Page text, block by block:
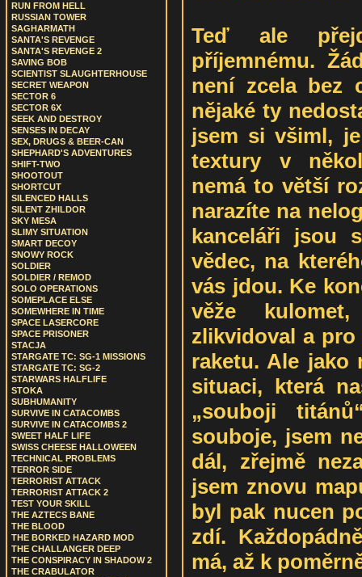
RUN FROM HELL
RUSSIAN TOWER
SAGHARMATH
SANTA'S REVENGE
SANTA'S REVENGE 2
SAVING BOB
SCIENTIST SLAUGHTERHOUSE
SECRET WEAPON
SECTOR 6
SECTOR 6X
SEEK AND DESTROY
SENSES IN DECAY
SEX, DRUGS & BEER-CAN
SHEPHARD'S ADVENTURES
SHIFT-TWO
SHOOTOUT
SHORTCUT
SILENCED HALLS
SILENT ZHILDOR
SKY MESA
SLIMY SITUATION
SMART DECOY
SNOWY ROCK
SOLDIER
SOLDIER / REMOD
SOLO OPERATIONS
SOMEPLACE ELSE
SOMEWHERE IN TIME
SPACE LASERCORE
SPACE PRISONER
STACJA
STARGATE TC: SG-1 MISSIONS
STARGATE TC: SG-2
STARWARS HALFLIFE
STOKA
SUBHUMANITY
SURVIVE IN CATACOMBS
SURVIVE IN CATACOMBS 2
SWEET HALF LIFE
SWISS CHEESE HALLOWEEN
TECHNICAL PROBLEMS
TERROR SIDE
TERRORIST ATTACK
TERRORIST ATTACK 2
TEST YOUR SKILL
THE AZTECS BANE
THE BLOOD
THE BORKED HAZARD MOD
THE CHALLANGER DEEP
THE CONSPIRACY IN SHADOW 2
THE CRABULATOR
Teď ale
příjemnému.
není zcela bez
nějaké ty
jsem si všiml,
textury v
nemá to větší
narazíte na
kanceláři jsou
vědec, na
vás jdou. Ke
věže
zlikvidoval a
raketu. Ale jako
situaci, která
„souboji
souboje, jsem
dál, zřejmě
jsem znovu
byl pak nucen
zdí.
má, až k